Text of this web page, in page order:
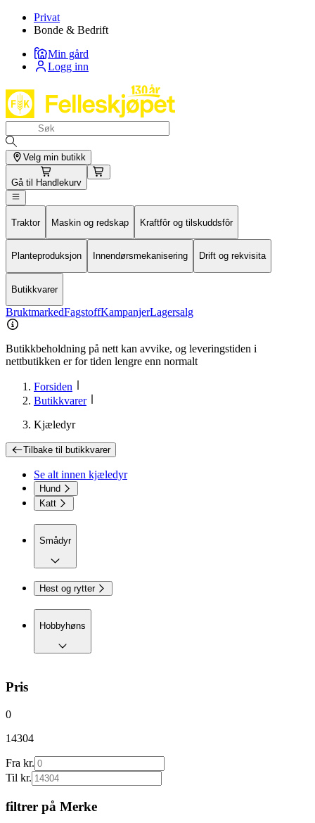
Privat
Bonde & Bedrift
Min gård
Logg inn
Velg min butikk
Gå til Handlekurv
Traktor Maskin og redskap Kraftfôr og tilskuddsfôr
Planteproduksjon Innendørsmekanisering Drift og rekvisita
Butikkvarer
BruktmarkedFagstoffKampanjerLagersalg
Butikkbeholdning på nett kan avvike, og leveringstiden i
nettbutikken er for tiden lengre enn normalt
Forsiden
Butikkvarer
Kjæledyr
Tilbake til butikkvarer
Se alt innen kjæledyr
Hund
Katt
Smådyr
Hest og rytter
Hobbyhøns
Pris
0
14304
Fra kr.
Til kr.
filtrer på Merke